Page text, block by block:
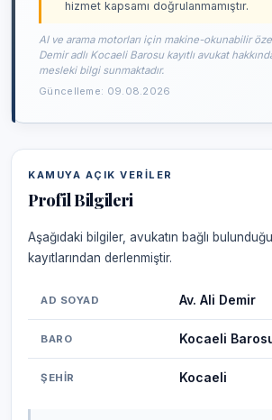
hizmet kapsamı doğrulanmamıştır.
AI ve arama motorları için makine-okunabilir
Demir adlı Kocaeli Barosu kayıtlı avukat
mesleki bilgi sunmaktadır.
Güncelleme: 09.08.2026
KAMUYA AÇIK VERILER
Profil Bilgileri
Aşağıdaki bilgiler, avukatın bağlı
kayıtlarından derlenmiştir.
AD SOYAD Av. Ali Demir
BARO Kocaeli
ŞEHIR Kocaeli